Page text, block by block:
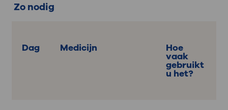
Zo nodig
Dag Medicijn Hoe
vaak
gebruikt
u het?